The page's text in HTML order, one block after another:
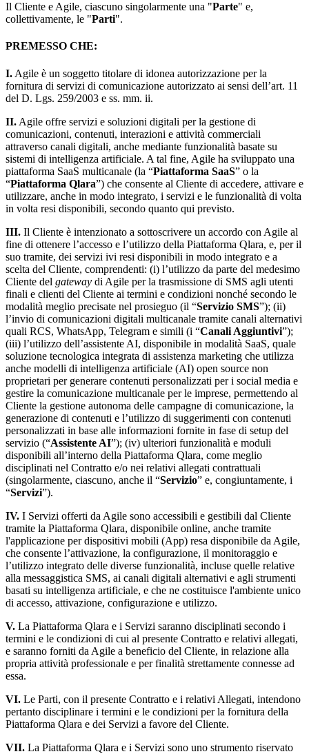
Il Cliente e Agile, ciascuno singolarmente una "Parte" e,
collettivamente, le "Parti".
PREMESSO CHE:
I. Agile è un soggetto titolare di idonea autorizzazione per la
fornitura di servizi di comunicazione autorizzato ai sensi dell’art. 11
del D. Lgs. 259/2003 e ss. mm. ii.
II. Agile offre servizi e soluzioni digitali per la gestione di
comunicazioni, contenuti, interazioni e attività commerciali
attraverso canali digitali, anche mediante funzionalità basate su
sistemi di intelligenza artificiale. A tal fine, Agile ha sviluppato una
piattaforma SaaS multicanale (la “Piattaforma SaaS” o la
“Piattaforma Qlara”) che consente al Cliente di accedere, attivare e
utilizzare, anche in modo integrato, i servizi e le funzionalità di volta
in volta resi disponibili, secondo quanto qui previsto.
III. Il Cliente è intenzionato a sottoscrivere un accordo con Agile al
fine di ottenere l’accesso e l’utilizzo della Piattaforma Qlara, e, per il
suo tramite, dei servizi ivi resi disponibili in modo integrato e a
scelta del Cliente, comprendenti: (i) l’utilizzo da parte del medesimo
Cliente del gateway di Agile per la trasmissione di SMS agli utenti
finali e clienti del Cliente ai termini e condizioni nonché secondo le
modalità meglio precisate nel prosieguo (il “Servizio SMS”); (ii)
l’invio di comunicazioni digitali multicanale tramite canali alternativi
quali RCS, WhatsApp, Telegram e simili (i “Canali Aggiuntivi”);
(iii) l’utilizzo dell’assistente AI, disponibile in modalità SaaS, quale
soluzione tecnologica integrata di assistenza marketing che utilizza
anche modelli di intelligenza artificiale (AI) open source non
proprietari per generare contenuti personalizzati per i social media e
gestire la comunicazione multicanale per le imprese, permettendo al
Cliente la gestione autonoma delle campagne di comunicazione, la
generazione di contenuti e l’utilizzo di suggerimenti con contenuti
personalizzati in base alle informazioni fornite in fase di setup del
servizio (“Assistente AI”); (iv) ulteriori funzionalità e moduli
disponibili all’interno della Piattaforma Qlara, come meglio
disciplinati nel Contratto e/o nei relativi allegati contrattuali
(singolarmente, ciascuno, anche il “Servizio” e, congiuntamente, i
“Servizi”).
IV. I Servizi offerti da Agile sono accessibili e gestibili dal Cliente
tramite la Piattaforma Qlara, disponibile online, anche tramite
l'applicazione per dispositivi mobili (App) resa disponibile da Agile,
che consente l’attivazione, la configurazione, il monitoraggio e
l’utilizzo integrato delle diverse funzionalità, incluse quelle relative
alla messaggistica SMS, ai canali digitali alternativi e agli strumenti
basati su intelligenza artificiale, e che ne costituisce l'ambiente unico
di accesso, attivazione, configurazione e utilizzo.
V. La Piattaforma Qlara e i Servizi saranno disciplinati secondo i
termini e le condizioni di cui al presente Contratto e relativi allegati,
e saranno forniti da Agile a beneficio del Cliente, in relazione alla
propria attività professionale e per finalità strettamente connesse ad
essa.
VI. Le Parti, con il presente Contratto e i relativi Allegati, intendono
pertanto disciplinare i termini e le condizioni per la fornitura della
Piattaforma Qlara e dei Servizi a favore del Cliente.
VII. La Piattaforma Qlara e i Servizi sono uno strumento riservato